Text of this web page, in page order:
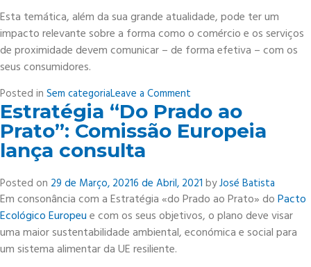
Esta temática, além da sua grande atualidade, pode ter um
impacto relevante sobre a forma como o comércio e os serviços
de proximidade devem comunicar – de forma efetiva – com os
seus consumidores.
Posted in Sem categoriaLeave a Comment
Webinar
“Cidades,
Comportamentos,
Comunicação”
Estratégia “Do Prado ao
Prato”: Comissão Europeia
lança consulta
Posted on 29 de Março, 20216 de Abril, 2021 byJosé Batista
Em consonância com a Estratégia «do Prado ao Prato» doPacto
Ecológico Europeue com os seus objetivos, o plano deve visar
uma maior sustentabilidade ambiental, económica e social para
um sistema alimentar da UE resiliente.